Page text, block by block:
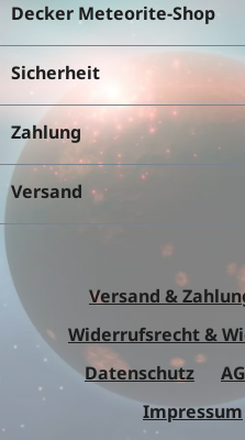
Decker Meteorite-Shop
Sicherheit
Zahlung
Versand
Versand &
Widerrufsrecht &
Datenschutz
Impressum